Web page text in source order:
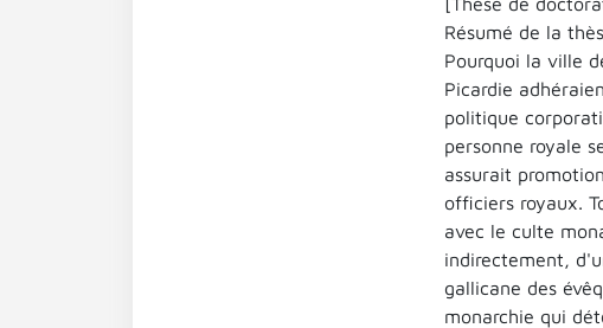
Résumé de la
Pourquoi la ville
Picardie
politique
personne royale
assurait
officiers royaux.
avec le culte
indirectement,
gallicane des
monarchie qui